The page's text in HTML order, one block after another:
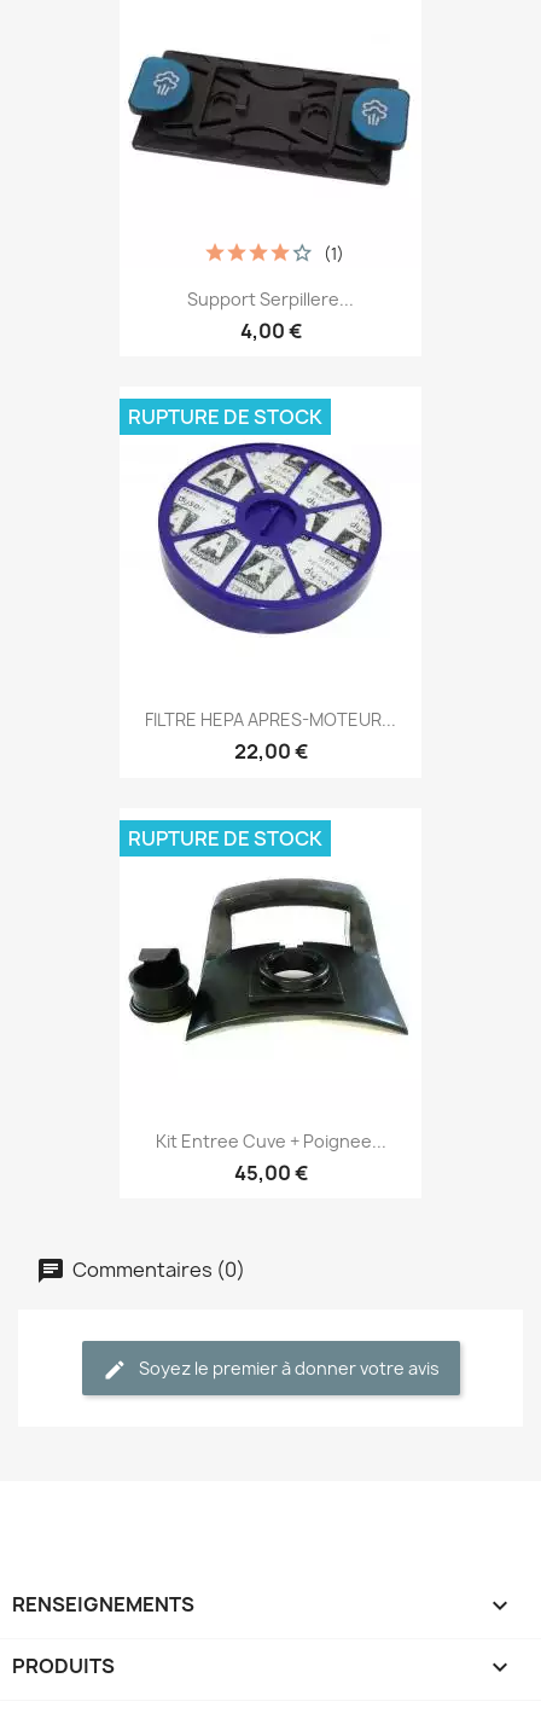
Support Serpillere...
4,00 €
(1)
FILTRE HEPA APRES-MOTEUR...
22,00 €
RUPTURE DE STOCK
Kit Entree Cuve + Poignee...
45,00 €
RUPTURE DE STOCK
Commentaires (0)
Soyez le premier à donner votre avis
RENSEIGNEMENTS 
PRODUITS 